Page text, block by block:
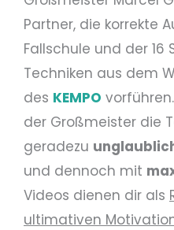
Partner, die korrekte
Fallschule und der
Techniken aus dem
des KEMPO
der Großmeister die
geradezu
und dennoch mit
Videos dienen dir als
ultimativen